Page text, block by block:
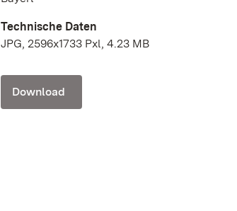
Technische Daten
JPG, 2596x1733 Pxl, 4.23 MB
Download